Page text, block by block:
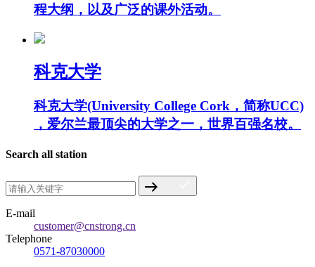
程大纲，以及广泛的课外活动。
科克大学
科克大学(University College Cork，简称UCC)
，爱尔兰最顶尖的大学之一，世界百强名校。
Search all station
E-mail
customer@cnstrong.cn
Telephone
0571-87030000